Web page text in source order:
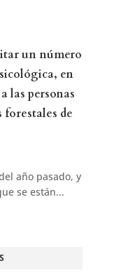
un número
en
las personas
forestales de
año pasado, y
se están...